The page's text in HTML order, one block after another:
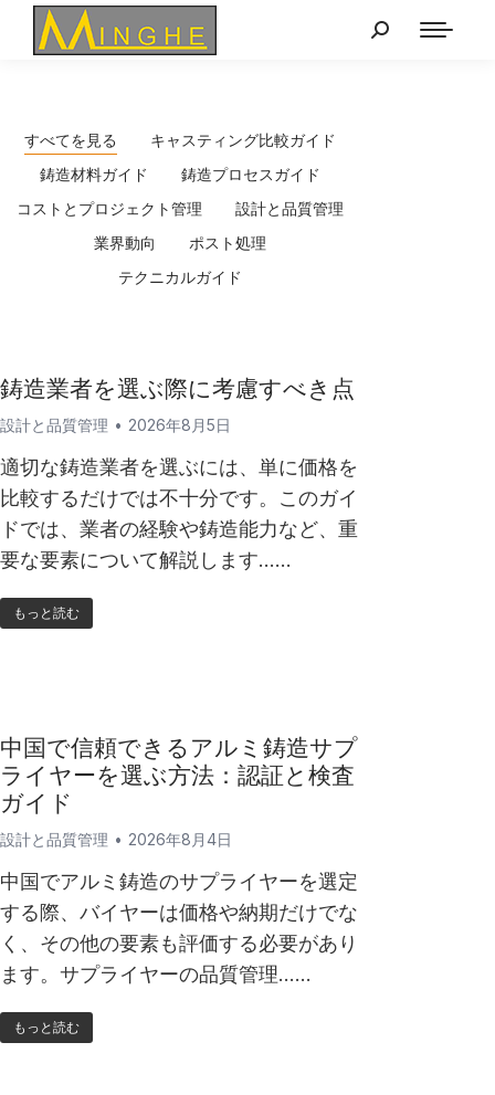
すべてを見る
キャスティング比較ガイド
鋳造材料ガイド
鋳造プロセスガイド
コストとプロジェクト管理
設計と品質管理
業界動向
ポスト処理
テクニカルガイド
鋳造業者を選ぶ際に考慮すべき点
設計と品質管理 2026年8月5日
適切な鋳造業者を選ぶには、単に価格を
比較するだけでは不十分です。このガイ
ドでは、業者の経験や鋳造能力など、重
要な要素について解説します……
もっと読む
中国で信頼できるアルミ鋳造サプ
ライヤーを選ぶ方法：認証と検査
ガイド
設計と品質管理 2026年8月4日
中国でアルミ鋳造のサプライヤーを選定
する際、バイヤーは価格や納期だけでな
く、その他の要素も評価する必要があり
ます。サプライヤーの品質管理……
もっと読む